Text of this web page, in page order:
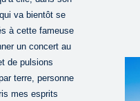
va bientôt se
à cette fameuse
un concert au
de pulsions
terre, personne
mes esprits